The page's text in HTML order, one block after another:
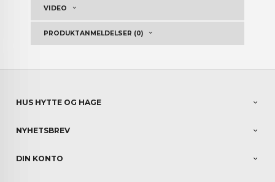
VIDEO
PRODUKTANMELDELSER (0)
HUS HYTTE OG HAGE
NYHETSBREV
DIN KONTO